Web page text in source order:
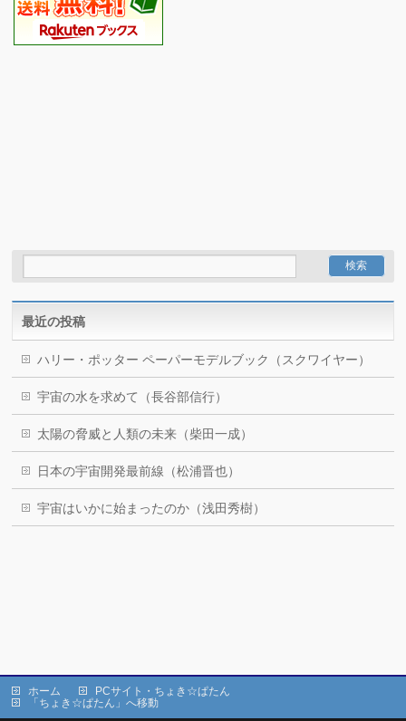
最近の投稿
ハリー・ポッター ペーパーモデルブック（スクワイヤー）
宇宙の水を求めて（長谷部信行）
太陽の脅威と人類の未来（柴田一成）
日本の宇宙開発最前線（松浦晋也）
宇宙はいかに始まったのか（浅田秀樹）
ホーム
PCサイト・ちょき☆ぱたん
「ちょき☆ぱたん」へ移動